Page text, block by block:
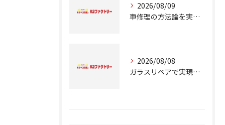
2026/08/09
車修理の方法論を実例とコスト比較で徹底解説
2026/08/08
ガラスリペアで実現する交換前の応急処置の重要性